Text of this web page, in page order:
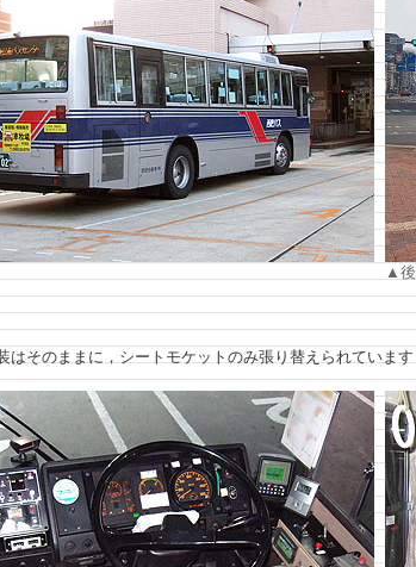
▲後
そのままに，シートモケットのみ張り替えられています